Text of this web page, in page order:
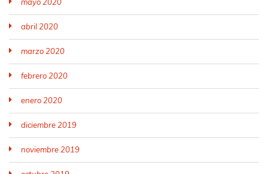
abril 2020
marzo 2020
febrero 2020
enero 2020
diciembre 2019
noviembre 2019